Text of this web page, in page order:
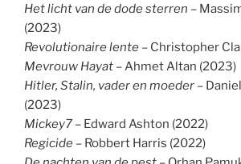
Het licht van de dode sterren –
(2023)
Revolutionaire lente – Christopher
Mevrouw Hayat – Ahmet Altan (2023)
Hitler, Stalin, vader en moeder –
(2023)
Mickey7– Edward Ashton (2022)
Regicide – Robbert Harris (2022)